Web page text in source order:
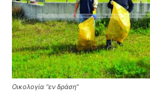
Οικολογία ‘‘εν δράση’’